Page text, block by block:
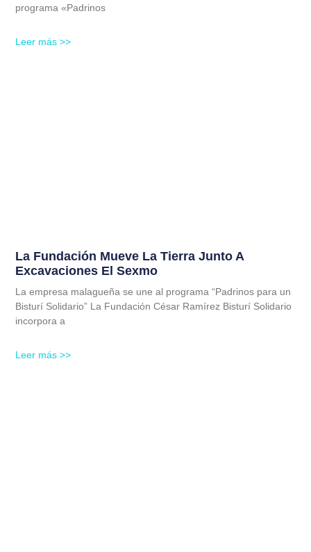
programa «Padrinos
Leer más >>
La Fundación Mueve La Tierra Junto A
Excavaciones El Sexmo
La empresa malagueña se une al programa “Padrinos para un
Bisturí Solidario” La Fundación César Ramírez Bisturí Solidario
incorpora a
Leer más >>